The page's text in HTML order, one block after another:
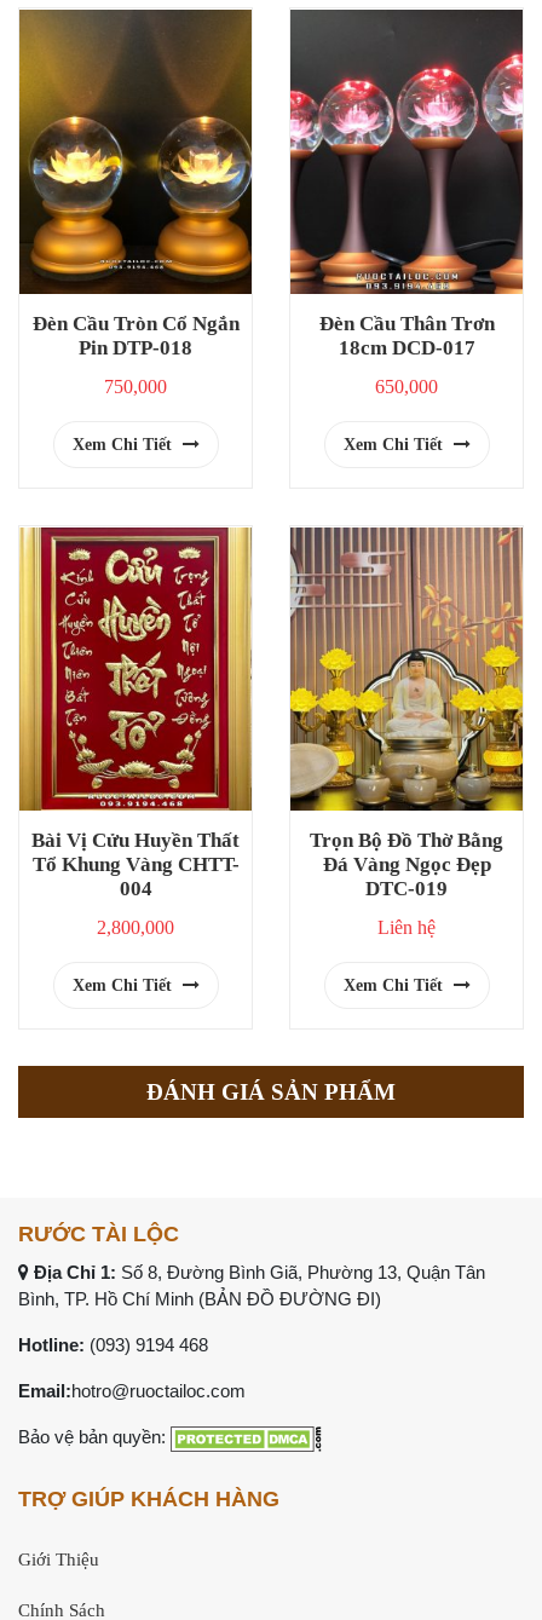
Đèn Cầu Tròn Cổ Ngắn
Pin DTP-018
750,000
Xem Chi Tiết
Đèn Cầu Thân Trơn
18cm DCD-017
650,000
Xem Chi Tiết
Bài Vị Cửu Huyền Thất
Tổ Khung Vàng CHTT-
004
2,800,000
Xem Chi Tiết
Trọn Bộ Đồ Thờ Bằng
Đá Vàng Ngọc Đẹp
DTC-019
Liên hệ
Xem Chi Tiết
ĐÁNH GIÁ SẢN PHẨM
RƯỚC TÀI LỘC
Địa Chỉ 1: Số 8, Đường Bình Giã, Phường 13, Quận Tân
Bình, TP. Hồ Chí Minh (BẢN ĐỒ ĐƯỜNG ĐI)
Hotline: (093) 9194 468
Email:hotro@ruoctailoc.com
Bảo vệ bản quyền:
TRỢ GIÚP KHÁCH HÀNG
Giới Thiệu
Chính Sách